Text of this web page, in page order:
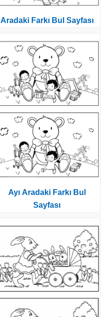
Aradaki Farkı Bul Sayfası
Ayı Aradaki Farkı Bul
Sayfası